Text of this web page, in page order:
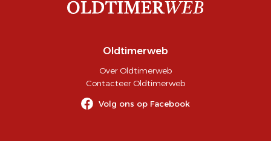
Oldtimerweb
Over Oldtimerweb
Contacteer Oldtimerweb
Volg ons op Facebook